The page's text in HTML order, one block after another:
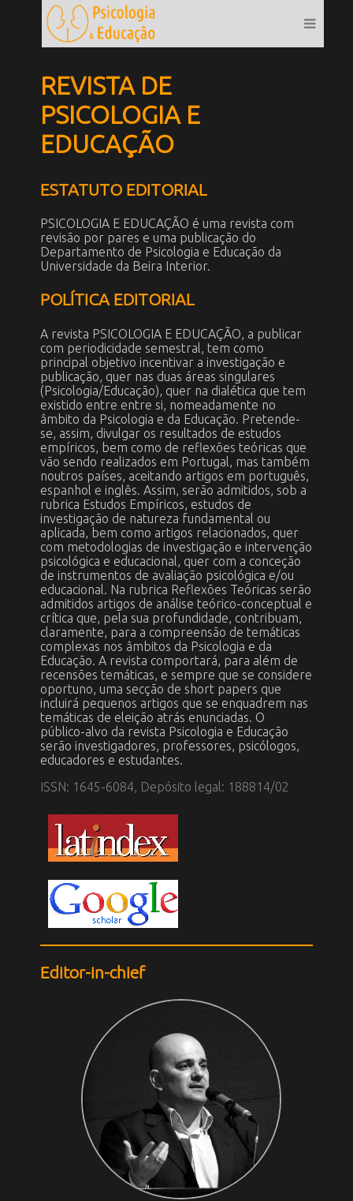
REVISTA DE
PSICOLOGIA E
EDUCAÇÃO
ESTATUTO EDITORIAL
PSICOLOGIA E EDUCAÇÃO é uma revista com
revisão por pares e uma publicação do
Departamento de Psicologia e Educação da
Universidade da Beira Interior.
POLÍTICA EDITORIAL
A revista PSICOLOGIA E EDUCAÇÃO, a publicar
com periodicidade semestral, tem como
principal objetivo incentivar a investigação e
publicação, quer nas duas áreas singulares
(Psicologia/Educação), quer na dialética que tem
existido entre entre si, nomeadamente no
âmbito da Psicologia e da Educação. Pretende-
se, assim, divulgar os resultados de estudos
empíricos, bem como de reflexões teóricas que
vão sendo realizados em Portugal, mas também
noutros países, aceitando artigos em português,
espanhol e inglês. Assim, serão admitidos, sob a
rubrica Estudos Empíricos, estudos de
investigação de natureza fundamental ou
aplicada, bem como artigos relacionados, quer
com metodologias de investigação e intervenção
psicológica e educacional, quer com a conceção
de instrumentos de avaliação psicológica e/ou
educacional. Na rubrica Reflexões Teóricas serão
admitidos artigos de análise teórico-conceptual e
crítica que, pela sua profundidade, contribuam,
claramente, para a compreensão de temáticas
complexas nos âmbitos da Psicologia e da
Educação. A revista comportará, para além de
recensões temáticas, e sempre que se considere
oportuno, uma secção de short papers que
incluirá pequenos artigos que se enquadrem nas
temáticas de eleição atrás enunciadas. O
público-alvo da revista Psicologia e Educação
serão investigadores, professores, psicólogos,
educadores e estudantes.
ISSN: 1645-6084, Depósito legal: 188814/02
Editor-in-chief